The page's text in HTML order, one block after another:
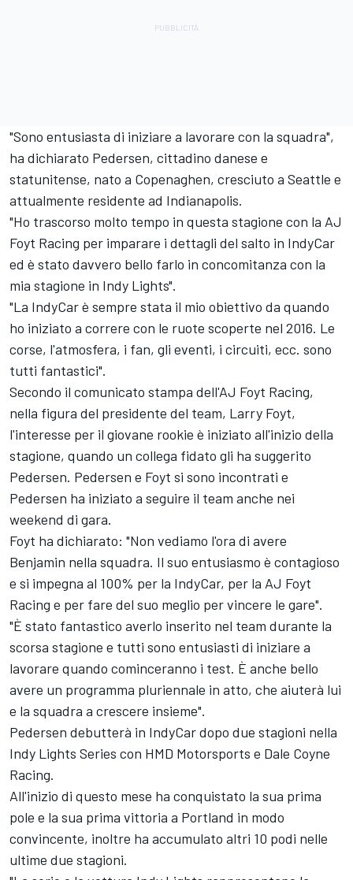
"Sono entusiasta di iniziare a lavorare con la squadra",
ha dichiarato Pedersen, cittadino danese e
statunitense, nato a Copenaghen, cresciuto a Seattle e
attualmente residente ad Indianapolis.
"Ho trascorso molto tempo in questa stagione con la AJ
Foyt Racing per imparare i dettagli del salto in IndyCar
ed è stato davvero bello farlo in concomitanza con la
mia stagione in Indy Lights".
"La IndyCar è sempre stata il mio obiettivo da quando
ho iniziato a correre con le ruote scoperte nel 2016. Le
corse, l'atmosfera, i fan, gli eventi, i circuiti, ecc. sono
tutti fantastici".
Secondo il comunicato stampa dell'AJ Foyt Racing,
nella figura del presidente del team, Larry Foyt,
l'interesse per il giovane rookie è iniziato all'inizio della
stagione, quando un collega fidato gli ha suggerito
Pedersen. Pedersen e Foyt si sono incontrati e
Pedersen ha iniziato a seguire il team anche nei
weekend di gara.
Foyt ha dichiarato: "Non vediamo l'ora di avere
Benjamin nella squadra. Il suo entusiasmo è contagioso
e si impegna al 100% per la IndyCar, per la AJ Foyt
Racing e per fare del suo meglio per vincere le gare".
"È stato fantastico averlo inserito nel team durante la
scorsa stagione e tutti sono entusiasti di iniziare a
lavorare quando cominceranno i test. È anche bello
avere un programma pluriennale in atto, che aiuterà lui
e la squadra a crescere insieme".
Pedersen debutterà in IndyCar dopo due stagioni nella
Indy Lights Series con HMD Motorsports e Dale Coyne
Racing.
All'inizio di questo mese ha conquistato la sua prima
pole e la sua prima vittoria a Portland in modo
convincente, inoltre ha accumulato altri 10 podi nelle
ultime due stagioni.